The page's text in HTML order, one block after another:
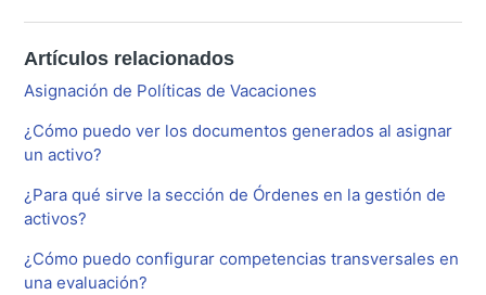
Artículos relacionados
Asignación de Políticas de Vacaciones
¿Cómo puedo ver los documentos generados al asignar
un activo?
¿Para qué sirve la sección de Órdenes en la gestión de
activos?
¿Cómo puedo configurar competencias transversales en
una evaluación?